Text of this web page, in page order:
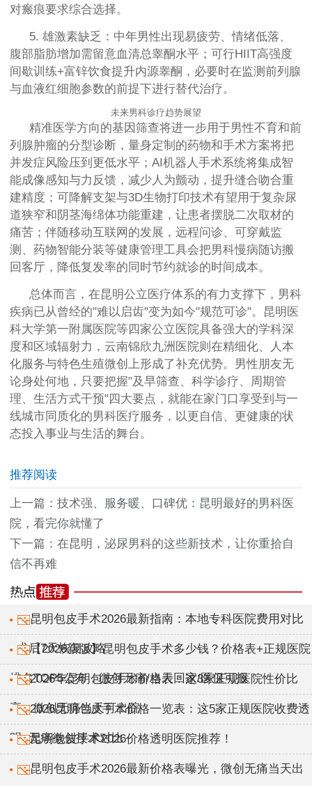
对瘢痕要求综合选择。
5. 雄激素缺乏：中年男性出现易疲劳、情绪低落、
腹部脂肪增加需留意血清总睾酮水平；可行HIIT高强度
间歇训练+富锌饮食提升内源睾酮，必要时在监测前列腺
与血液红细胞参数的前提下进行替代治疗。
未来男科诊疗趋势展望
精准医学方向的基因筛查将进一步用于男性不育和前
列腺肿瘤的分型诊断，量身定制的药物和手术方案将把
并发症风险压到更低水平；AI机器人手术系统将集成智
能成像感知与力反馈，减少人为颤动，提升缝合吻合重
建精度；可降解支架与3D生物打印技术有望用于复杂尿
道狭窄和阴茎海绵体功能重建，让患者摆脱二次取材的
痛苦；伴随移动互联网的发展，远程问诊、可穿戴监
测、药物智能分装等健康管理工具会把男科慢病随访搬
回客厅，降低复发率的同时节约就诊的时间成本。
总体而言，在昆明公立医疗体系的有力支撑下，男科
疾病已从曾经的"难以启齿"变为如今"规范可诊"。昆明医
科大学第一附属医院等四家公立医院具备强大的学科深
度和区域辐射力，云南锦欣九洲医院则在精细化、人本
化服务与特色生殖微创上形成了补充优势。男性朋友无
论身处何地，只要把握"及早筛查、科学诊疗、周期管
理、生活方式干预"四大要点，就能在家门口享受到与一
线城市同质化的男科医疗服务，以更自信、更健康的状
态投入事业与生活的舞台。
推荐阅读
上一篇： 技术强、服务暖、口碑优：昆明最好的男科医
院，看完你就懂了
下一篇： 在昆明，泌尿男科的这些新技术，让你重拾自
信不再难
昆明包皮手术2026最新指南：本地专科医院费用对比
+术后7天恢复攻略
【2026新版】昆明包皮手术多少钱？价格表+正规医院
排名TOP5公布，微创无痛/当天回家/医保可报
2026年昆明包皮手术价格表：这3家正规医院性价比
高，微创无痛当天可出院
2026昆明包皮手术价格一览表：这5家正规医院收费透
明+无痛微创技术对比
昆明包皮手术2026价格透明医院推荐！
昆明包皮手术2026最新价格表曝光，微创无痛当天出